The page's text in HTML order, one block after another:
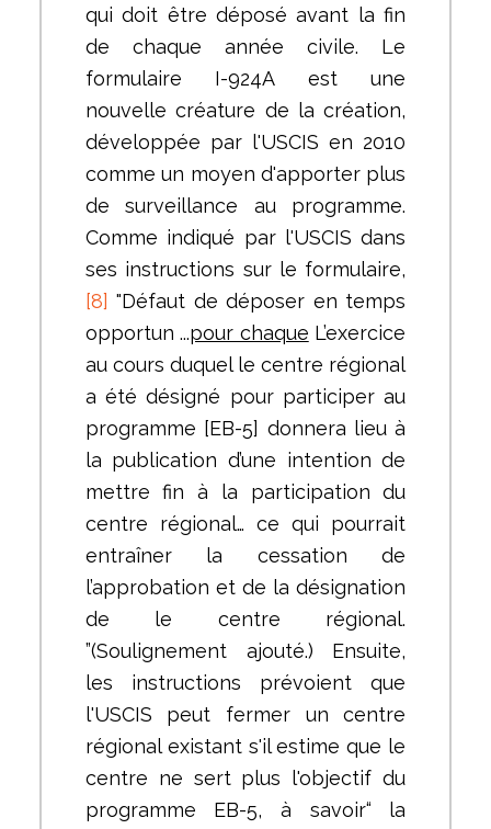
qui doit être déposé avant la fin
de chaque année civile. Le
formulaire I-924A est une
nouvelle créature de la création,
développée par l'USCIS en 2010
comme un moyen d'apporter plus
de surveillance au programme.
Comme indiqué par l'USCIS dans
ses instructions sur le formulaire,
[8] "Défaut de déposer en temps
opportun ...pour chaque L’exercice
au cours duquel le centre régional
a été désigné pour participer au
programme [EB-5] donnera lieu à
la publication d’une intention de
mettre fin à la participation du
centre régional… ce qui pourrait
entraîner la cessation de
l’approbation et de la désignation
de le centre régional.
”(Soulignement ajouté.) Ensuite,
les instructions prévoient que
l'USCIS peut fermer un centre
régional existant s'il estime que le
centre ne sert plus l'objectif du
programme EB-5, à savoir“ la